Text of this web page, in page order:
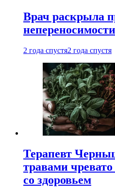
Врач раскрыла
2 года спустя2 года спустя
Терапевт
травами
со здоровьем